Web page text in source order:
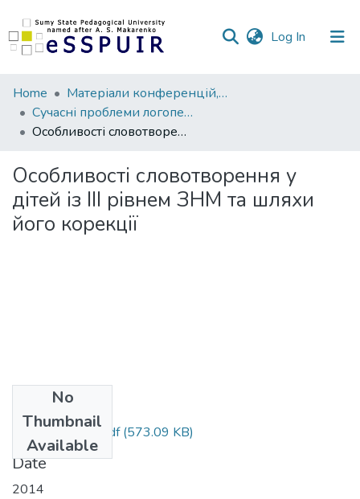
Log In (current)
Communities
&
Collections
Statistics
Home
Матеріали конференцій, семінарів, читань
Сучасні проблеми логопедії та реабілітації
Особливості словотворення у дітей із ІІІ рівнем ЗНМ та шляхи його корекції
Особливості словотворення у
дітей із ІІІ рівнем ЗНМ та шляхи
його корекції
No
Thumbnail
Available
Vizhunova Yuliia.pdf(573.09 KB)
Date
2014